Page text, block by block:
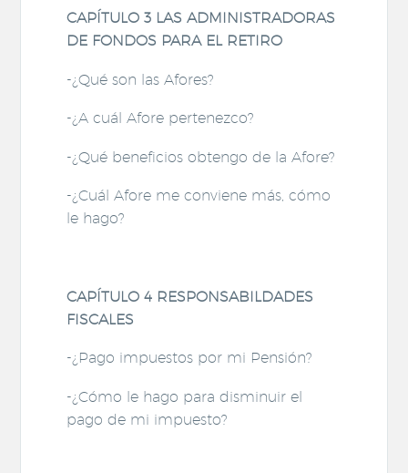
CAPÍTULO 3 LAS ADMINISTRADORAS
DE FONDOS PARA EL RETIRO
-¿Qué son las Afores?
-¿A cuál Afore pertenezco?
-¿Qué beneficios obtengo de la Afore?
-¿Cuál Afore me conviene más, cómo
le hago?
CAPÍTULO 4 RESPONSABILDADES
FISCALES
-¿Pago impuestos por mi Pensión?
-¿Cómo le hago para disminuir el
pago de mi impuesto?